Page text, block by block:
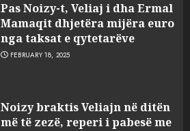
Pas Noizy-t, Veliaj i dha Ermal
Mamaqit dhjetëra mijëra euro
nga taksat e qytetarëve
FEBRUARY 18, 2025
Noizy braktis Veliajn në ditën
më të zezë, reperi i pabesë me
sulmuan “One Albania”,
ngjarja u fsheh. A u vodhën